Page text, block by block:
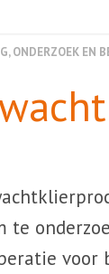
ONDERZOEK EN
te
voor